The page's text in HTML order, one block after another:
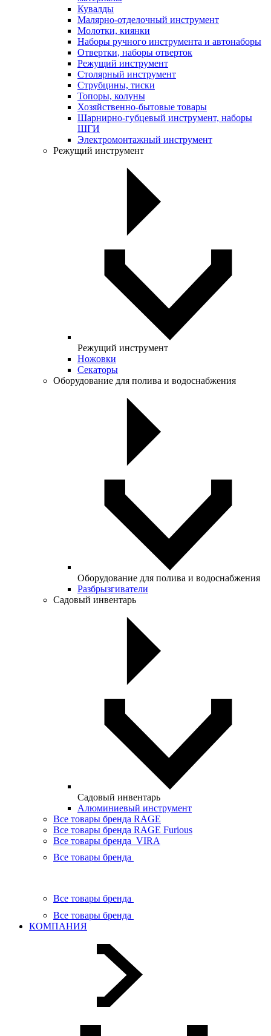
Кувалды
Малярно-отделочный инструмент
Молотки, киянки
Наборы ручного инструмента и автонаборы
Отвертки, наборы отверток
Режущий инструмент
Столярный инструмент
Струбцины, тиски
Топоры, колуны
Хозяйственно-бытовые товары
Шарнирно-губцевый инструмент, наборы
ШГИ
Электромонтажный инструмент
Режущий инструмент
Режущий инструмент
Ножовки
Секаторы
Оборудование для полива и водоснабжения
Оборудование для полива и водоснабжения
Разбрызгиватели
Садовый инвентарь
Садовый инвентарь
Алюминиевый инструмент
Все товары бренда RAGE
Все товары бренда RAGE Furious
Все товары бренда VIRA
Все товары бренда
Все товары бренда
Все товары бренда
КОМПАНИЯ